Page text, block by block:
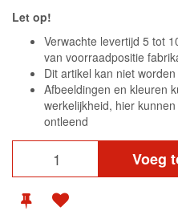
Let op!
Verwachte levertijd 5 tot
van voorraadpositie
Dit artikel kan niet
Afbeeldingen en kleuren
werkelijkheid, hier
ontleend
Voeg